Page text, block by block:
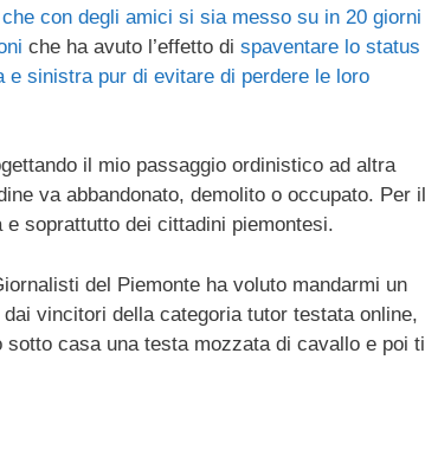
con degli amici si sia messo su in 20 giorni
che ha avuto l’effetto di spaventare lo status
e sinistra pur di evitare di perdere le loro
il mio passaggio ordinistico ad altra
va abbandonato, demolito o occupato. Per il
soprattutto dei cittadini piemontesi.
del Piemonte ha voluto mandarmi un
vincitori della categoria tutor testata online,
casa una testa mozzata di cavallo e poi ti